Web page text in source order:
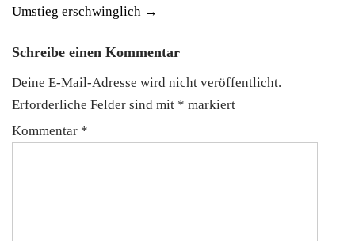
Umstieg erschwinglich →
Schreibe einen Kommentar
Deine E-Mail-Adresse wird nicht veröffentlicht.
Erforderliche Felder sind mit * markiert
Kommentar *